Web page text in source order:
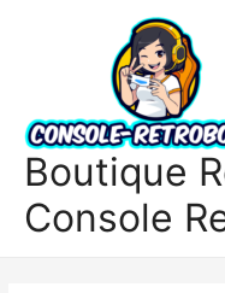
Boutique
Console